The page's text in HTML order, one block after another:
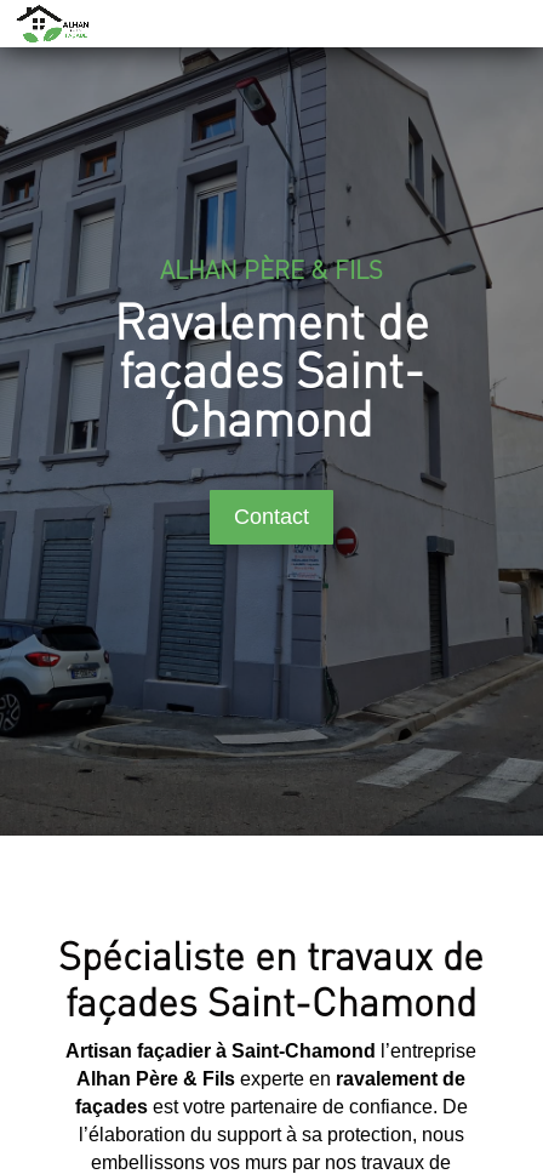
ALHAN PÈRE & FILS
Ravalement de
façades Saint-
Chamond
Contact
Spécialiste en travaux de
façades Saint-Chamond
Artisan façadier à Saint-Chamond
l’entreprise
Alhan Père & Fils experte en ravalement de
façadesest votre partenaire de confiance. De
l’élaboration du support à sa protection, nous
embellissons vos murs par nos travaux de